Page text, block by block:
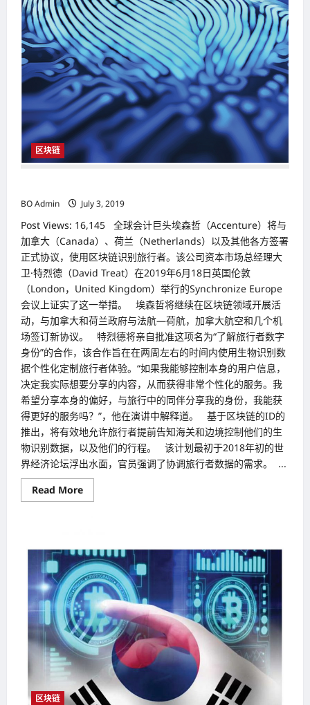
区块链
BO Admin
July 3, 2019
Post Views: 16,145 全球会计巨头埃森哲（Accenture）将与
加拿大（Canada）、荷兰（Netherlands）以及其他各方签署
正式协议，使用区块链识别旅行者。该公司资本市场总经理大
卫·特烈德（David Treat）在2019年6月18日英国伦敦
（London，United Kingdom）举行的Synchronize Europe
会议上证实了这一举措。 埃森哲将继续在区块链领域开展活
动，与加拿大和荷兰政府与法航—荷航，加拿大航空和几个机
场签订新协议。 特烈德将亲自批准这项名为“了解旅行者数字
身份”的合作，该合作旨在在两周左右的时间内使用生物识别数
据个性化定制旅行者体验。“如果我能够控制本身的用户信息，
决定我实际想要分享的内容，从而获得非常个性化的服务。我
希望分享本身的偏好，与旅行中的同伴分享我的身份，我能获
得更好的服务吗？”，他在演讲中解释道。 基于区块链的ID的
推出，将有效地允许旅行者提前告知海关和边境控制他们的生
物识别数据，以及他们的行程。 该计划最初于2018年初的世
界经济论坛浮出水面，官员强调了协调旅行者数据的需求。 ...
Read MoreRead
more
公
司
合
作
埃
森
哲
（Accenture）
开
发
区
块
链
ID
区块链